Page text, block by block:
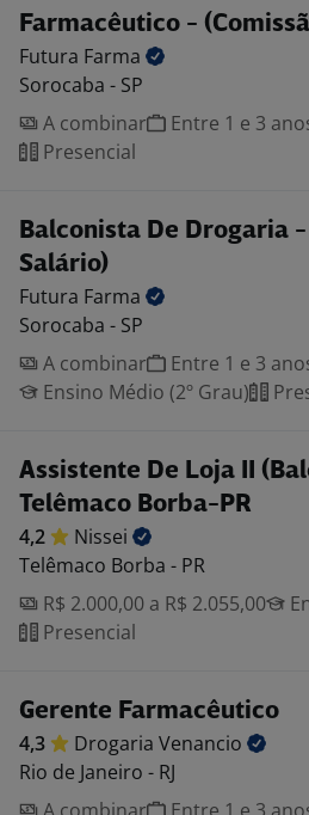
Farmacêutico -
Futura Farma
Sorocaba - SP
A combinar
Entre 1 e 3
Presencial
Balconista De Drogaria -
Salário)
Futura Farma
Sorocaba - SP
A combinar
Entre 1 e 3
Ensino Médio (2º Grau)
Assistente De Loja II
Telêmaco Borba-PR
4,2
Nissei
Telêmaco Borba - PR
R$ 2.000,00 a R$ 2.055,00
Presencial
Gerente Farmacêutico
4,3 Drogaria Venancio
Rio de Janeiro - RJ